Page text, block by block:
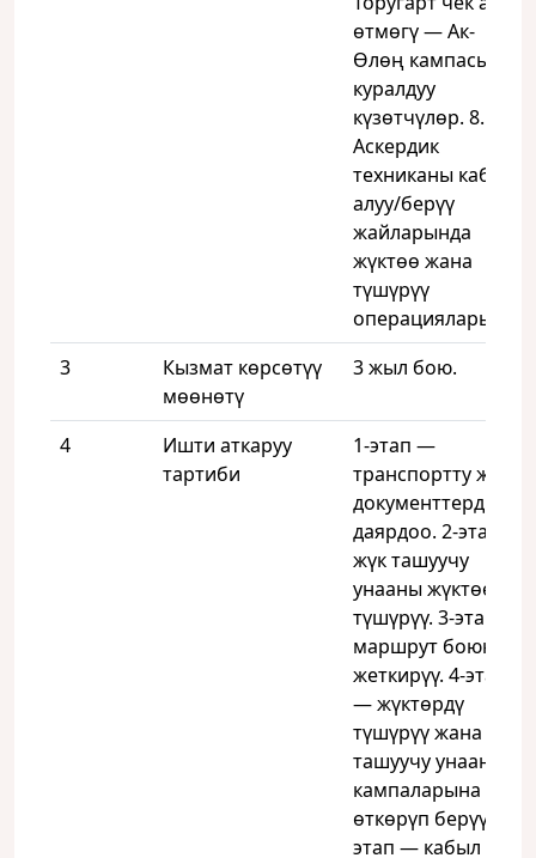
өтмөгү — Ак-
Өлөң кампасы +
куралдуу
күзөтчүлөр. 8.
Аскердик
техниканы кабыл
алуу/берүү
жайларында
жүктөө жана
түшүрүү
операциялары.
3
Кызмат көрсөтүү
мөөнөтү
3 жыл бою.
4
Ишти аткаруу
тартиби
1-этап —
транспортту жана
документтерди
даярдоо. 2-этап —
жүк ташуучу
унааны жүктөө/
түшүрүү. 3-этап —
маршрут боюнча
жеткирүү. 4-этап
— жүктөрдү
түшүрүү жана жүк
ташуучу унаанын
кампаларына
өткөрүп берүү. 5-
этап — кабыл